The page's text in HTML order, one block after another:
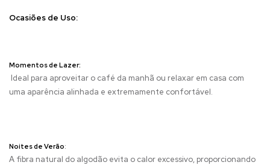
Ocasiões de Uso:
Momentos de Lazer:
Ideal para aproveitar o café da manhã ou relaxar em casa com
uma aparência alinhada e extremamente confortável.
Noites de Verão:
A fibra natural do algodão evita o calor excessivo, proporcionando